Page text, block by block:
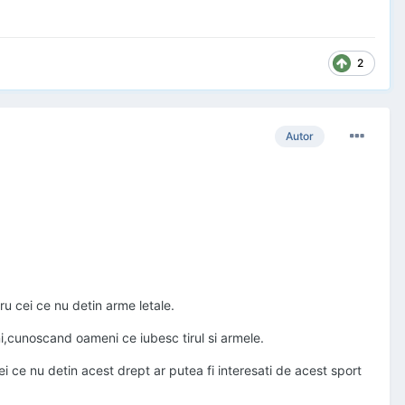
2
Autor
cei ce nu detin arme letale.
oameni ce iubesc tirul si armele.
ce nu detin acest drept ar putea fi interesati de acest sport